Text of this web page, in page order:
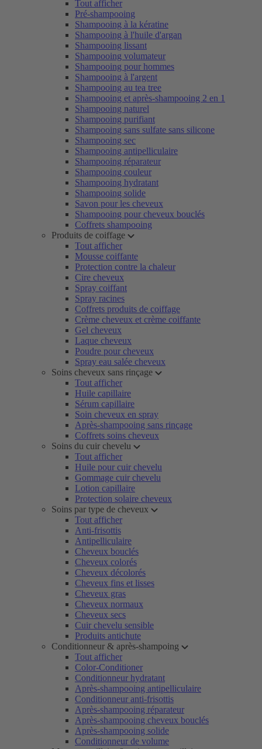
Tout afficher
Pré-shampooing
Shampooing à la kératine
Shampooing à l'huile d'argan
Shampooing lissant
Shampooing volumateur
Shampooing pour hommes
Shampooing à l'argent
Shampooing au tea tree
Shampooing et après-shampooing 2 en 1
Shampooing naturel
Shampooing purifiant
Shampooing sans sulfate sans silicone
Shampooing sec
Shampooing antipelliculaire
Shampooing réparateur
Shampooing couleur
Shampooing hydratant
Shampooing solide
Savon pour les cheveux
Shampooing pour cheveux bouclés
Coffrets shampooing
Produits de coiffage
Tout afficher
Mousse coiffante
Protection contre la chaleur
Cire cheveux
Spray coiffant
Spray racines
Coffrets produits de coiffage
Crème cheveux et crème coiffante
Gel cheveux
Laque cheveux
Poudre pour cheveux
Spray eau salée cheveux
Soins cheveux sans rinçage
Tout afficher
Huile capillaire
Sérum capillaire
Soin cheveux en spray
Après-shampooing sans rinçage
Coffrets soins cheveux
Soins du cuir chevelu
Tout afficher
Huile pour cuir chevelu
Gommage cuir chevelu
Lotion capillaire
Protection solaire cheveux
Soins par type de cheveux
Tout afficher
Anti-frisottis
Antipelliculaire
Cheveux bouclés
Cheveux colorés
Cheveux décolorés
Cheveux fins et lisses
Cheveux gras
Cheveux normaux
Cheveux secs
Cuir chevelu sensible
Produits antichute
Conditionneur & après-shampoing
Tout afficher
Color-Conditioner
Conditionneur hydratant
Après-shampooing antipelliculaire
Conditionneur anti-frisottis
Après-shampooing réparateur
Après-shampooing cheveux bouclés
Après-shampooing solide
Conditionneur de volume